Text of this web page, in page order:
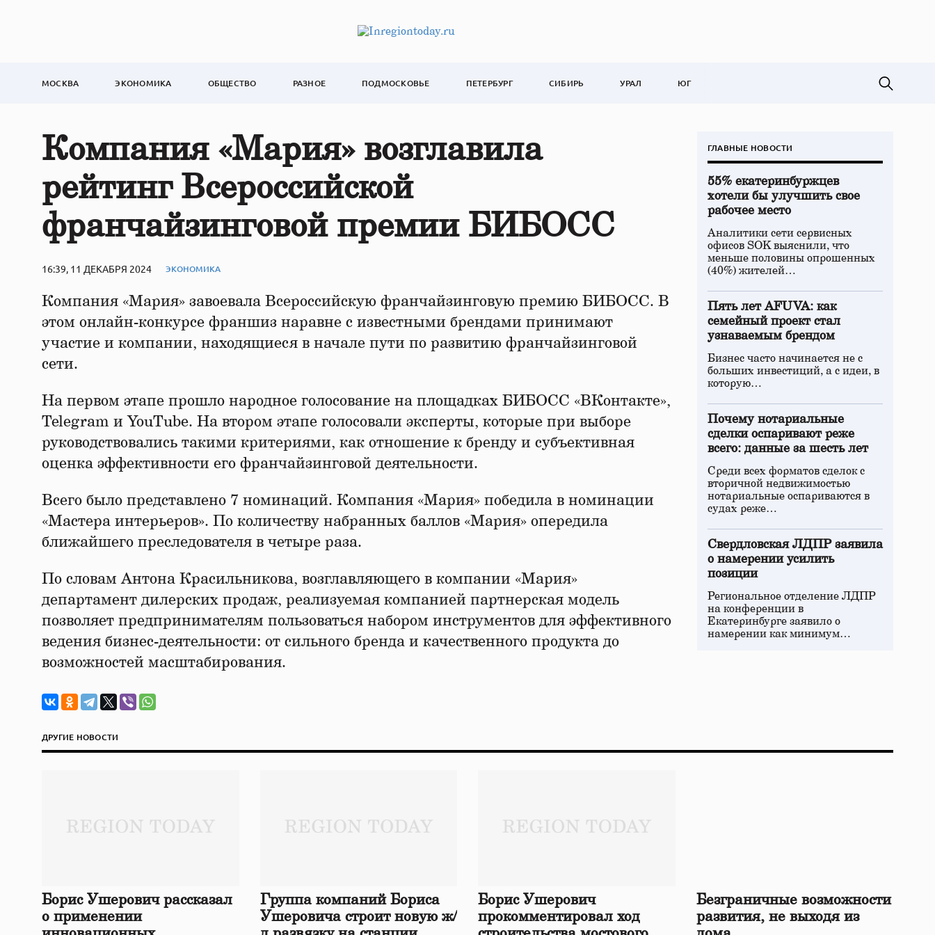
МОСКВА ЭКОНОМИКА ОБЩЕСТВО РАЗНОЕ ПОДМОСКОВЬЕ ПЕТЕРБУРГ СИБИРЬ УРАЛ ЮГ
Компания «Мария» возглавила
рейтинг Всероссийской
франчайзинговой премии БИБОСС
16:39, 11 ДЕКАБРЯ 2024 ЭКОНОМИКА
Компания «Мария» завоевала Всероссийскую франчайзинговую премию БИБОСС. В
этом онлайн-конкурсе франшиз наравне с известными брендами принимают
участие и компании, находящиеся в начале пути по развитию франчайзинговой
сети.
На первом этапе прошло народное голосование на площадках БИБОСС «ВКонтакте»,
Telegram и YouTube. На втором этапе голосовали эксперты, которые при выборе
руководствовались такими критериями, как отношение к бренду и субъективная
оценка эффективности его франчайзинговой деятельности.
Всего было представлено 7 номинаций. Компания «Мария» победила в номинации
«Мастера интерьеров». По количеству набранных баллов «Мария» опередила
ближайшего преследователя в четыре раза.
По словам Антона Красильникова, возглавляющего в компании «Мария»
департамент дилерских продаж, реализуемая компанией партнерская модель
позволяет предпринимателям пользоваться набором инструментов для эффективного
ведения бизнес-деятельности: от сильного бренда и качественного продукта до
возможностей масштабирования.
ГЛАВНЫЕ НОВОСТИ
55% екатеринбуржцев
хотели бы улучшить свое
рабочее место
Аналитики сети сервисных
офисов SOK выяснили, что
меньше половины опрошенных
(40%) жителей…
Пять лет AFUVA: как
семейный проект стал
узнаваемым брендом
Бизнес часто начинается не с
больших инвестиций, а с идеи, в
которую…
Почему нотариальные
сделки оспаривают реже
всего: данные за шесть лет
Среди всех форматов сделок с
вторичной недвижимостью
нотариальные оспариваются в
судах реже…
Свердловская ЛДПР заявила
о намерении усилить
позиции
Региональное отделение ЛДПР
на конференции в
Екатеринбурге заявило о
намерении как минимум…
ДРУГИЕ НОВОСТИ
Борис Ушерович рассказал
о применении
Группа компаний Бориса
Ушеровича строит новую ж/
Борис Ушерович
прокомментировал ход
Безграничные возможности
развития, не выходя из